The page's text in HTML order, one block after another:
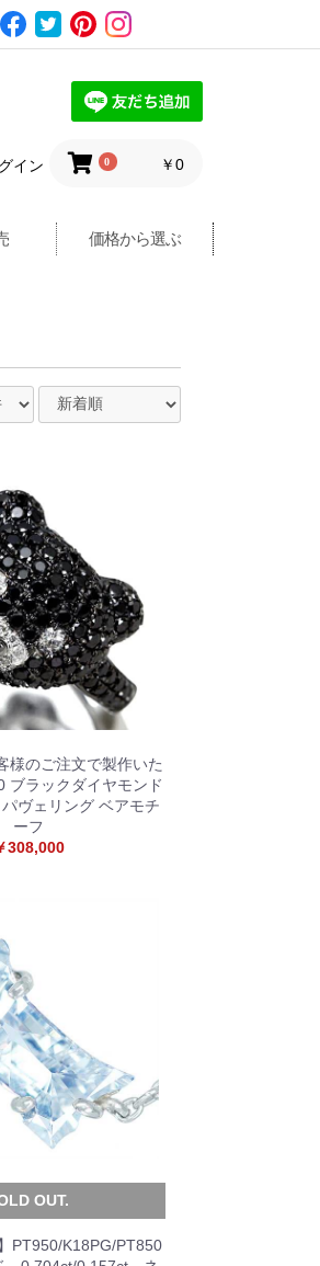
イン 0 ￥0
価格から選ぶ
様のご注文で製作いた
ブラックダイヤモンド
ヴェリング ベアモチ
ーフ
308,000
OUT.
PT950/K18PG/PT850